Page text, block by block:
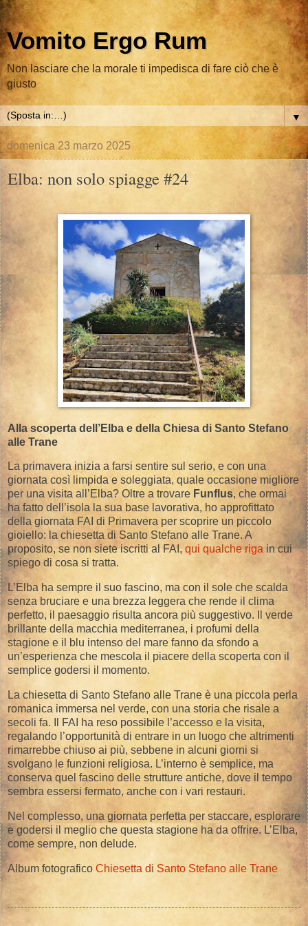
Vomito Ergo Rum
Non lasciare che la morale ti impedisca di fare ciò che è
giusto
▼
domenica 23 marzo 2025
Elba: non solo spiagge #24
Alla scoperta dell’Elba e della Chiesa di Santo Stefano
alle Trane
La primavera inizia a farsi sentire sul serio, e con una
giornata così limpida e soleggiata, quale occasione migliore
per una visita all’Elba? Oltre a trovare Funflus, che ormai
ha fatto dell’isola la sua base lavorativa, ho approfittato
della giornata FAI di Primavera per scoprire un piccolo
gioiello: la chiesetta di Santo Stefano alle Trane. A
proposito, se non siete iscritti al FAI, qui qualche riga in cui
spiego di cosa si tratta.
L’Elba ha sempre il suo fascino, ma con il sole che scalda
senza bruciare e una brezza leggera che rende il clima
perfetto, il paesaggio risulta ancora più suggestivo. Il verde
brillante della macchia mediterranea, i profumi della
stagione e il blu intenso del mare fanno da sfondo a
un’esperienza che mescola il piacere della scoperta con il
semplice godersi il momento.
La chiesetta di Santo Stefano alle Trane è una piccola perla
romanica immersa nel verde, con una storia che risale a
secoli fa. Il FAI ha reso possibile l’accesso e la visita,
regalando l’opportunità di entrare in un luogo che altrimenti
rimarrebbe chiuso ai più, sebbene in alcuni giorni si
svolgano le funzioni religiosa. L’interno è semplice, ma
conserva quel fascino delle strutture antiche, dove il tempo
sembra essersi fermato, anche con i vari restauri.
Nel complesso, una giornata perfetta per staccare, esplorare
e godersi il meglio che questa stagione ha da offrire. L’Elba,
come sempre, non delude.
Album fotografico Chiesetta di Santo Stefano alle Trane